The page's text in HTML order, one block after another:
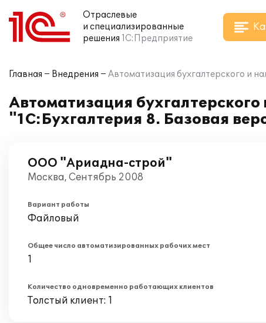
Отраслевые
и специализированные
решения 1С:Предприятие
Главная Внедрения Автоматизация бухгалтерского и
Автоматизация
"1С:Бухгалтерия 8. Базовая
ООО "Ариадна-строй"
Москва, Сентябрь 2008
Вариант работы
Файловый
Общее число автоматизированных рабочих мест
1
Количество одновременно работающих клиентов
Толстый клиент: 1